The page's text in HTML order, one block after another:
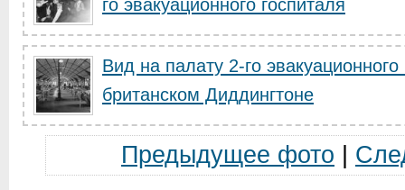
го эвакуационного госпиталя
Вид на палату 2-го
британском Диддингтоне
Предыдущее фото